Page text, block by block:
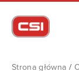
Strona główna /